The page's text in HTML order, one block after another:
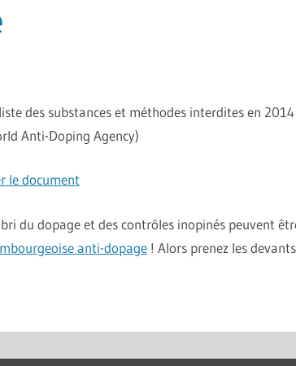
des substances et méthodes interdites en 2014
Anti-Doping Agency)
le document
du dopage et des contrôles inopinés peuvent
anti-dopage ! Alors prenez les